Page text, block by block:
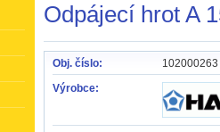
Odpájecí hrot A
Obj. číslo:
102000263
Výrobce: